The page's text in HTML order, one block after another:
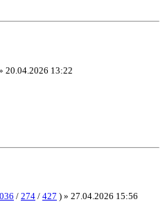
20.04.2026 13:22
/ 274 / 427 ) » 27.04.2026 15:56